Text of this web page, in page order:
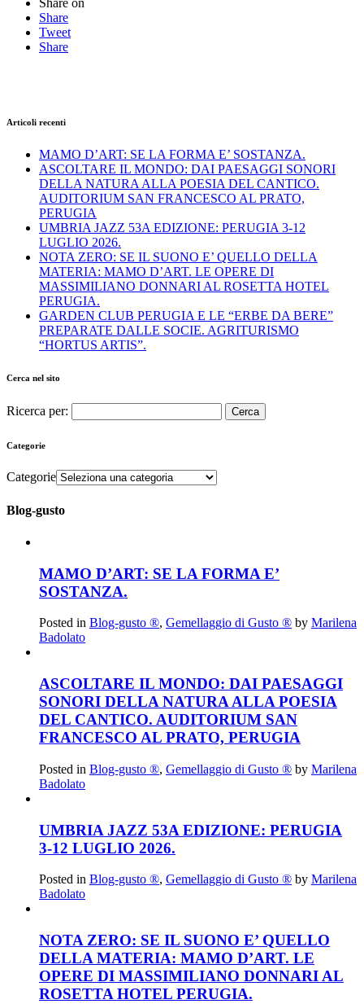
Share
Tweet
Share
Articoli recenti
MAMO D’ART: SE LA FORMA E’ SOSTANZA.
ASCOLTARE IL MONDO: DAI PAESAGGI SONORI
DELLA NATURA ALLA POESIA DEL CANTICO.
AUDITORIUM SAN FRANCESCO AL PRATO,
PERUGIA
UMBRIA JAZZ 53A EDIZIONE: PERUGIA 3-12
LUGLIO 2026.
NOTA ZERO: SE IL SUONO E’ QUELLO DELLA
MATERIA: MAMO D’ART. LE OPERE DI
MASSIMILIANO DONNARI AL ROSETTA HOTEL
PERUGIA.
GARDEN CLUB PERUGIA E LE “ERBE DA BERE”
PREPARATE DALLE SOCIE. AGRITURISMO
“HORTUS ARTIS”.
Cerca nel sito
Ricerca per:
Categorie
Categorie
Blog-gusto
MAMO D’ART: SE LA FORMA E’
SOSTANZA.
Posted in Blog-gusto ®, Gemellaggio di Gusto ® by Marilena
Badolato
ASCOLTARE IL MONDO: DAI PAESAGGI
SONORI DELLA NATURA ALLA POESIA
DEL CANTICO. AUDITORIUM SAN
FRANCESCO AL PRATO, PERUGIA
Posted in Blog-gusto ®, Gemellaggio di Gusto ® by Marilena
Badolato
UMBRIA JAZZ 53A EDIZIONE: PERUGIA
3-12 LUGLIO 2026.
Posted in Blog-gusto ®, Gemellaggio di Gusto ® by Marilena
Badolato
NOTA ZERO: SE IL SUONO E’ QUELLO
DELLA MATERIA: MAMO D’ART. LE
OPERE DI MASSIMILIANO DONNARI AL
ROSETTA HOTEL PERUGIA.